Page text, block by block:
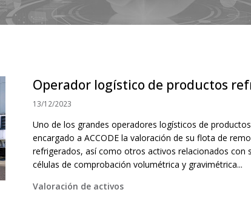
Operador logístico de productos
13/12/2023
Uno de los grandes operadores logísticos de
encargado a ACCODE la valoración de su flota de
refrigerados, así como otros activos relacionados con
células de comprobación volumétrica y gravimétrica...
Valoración de activos